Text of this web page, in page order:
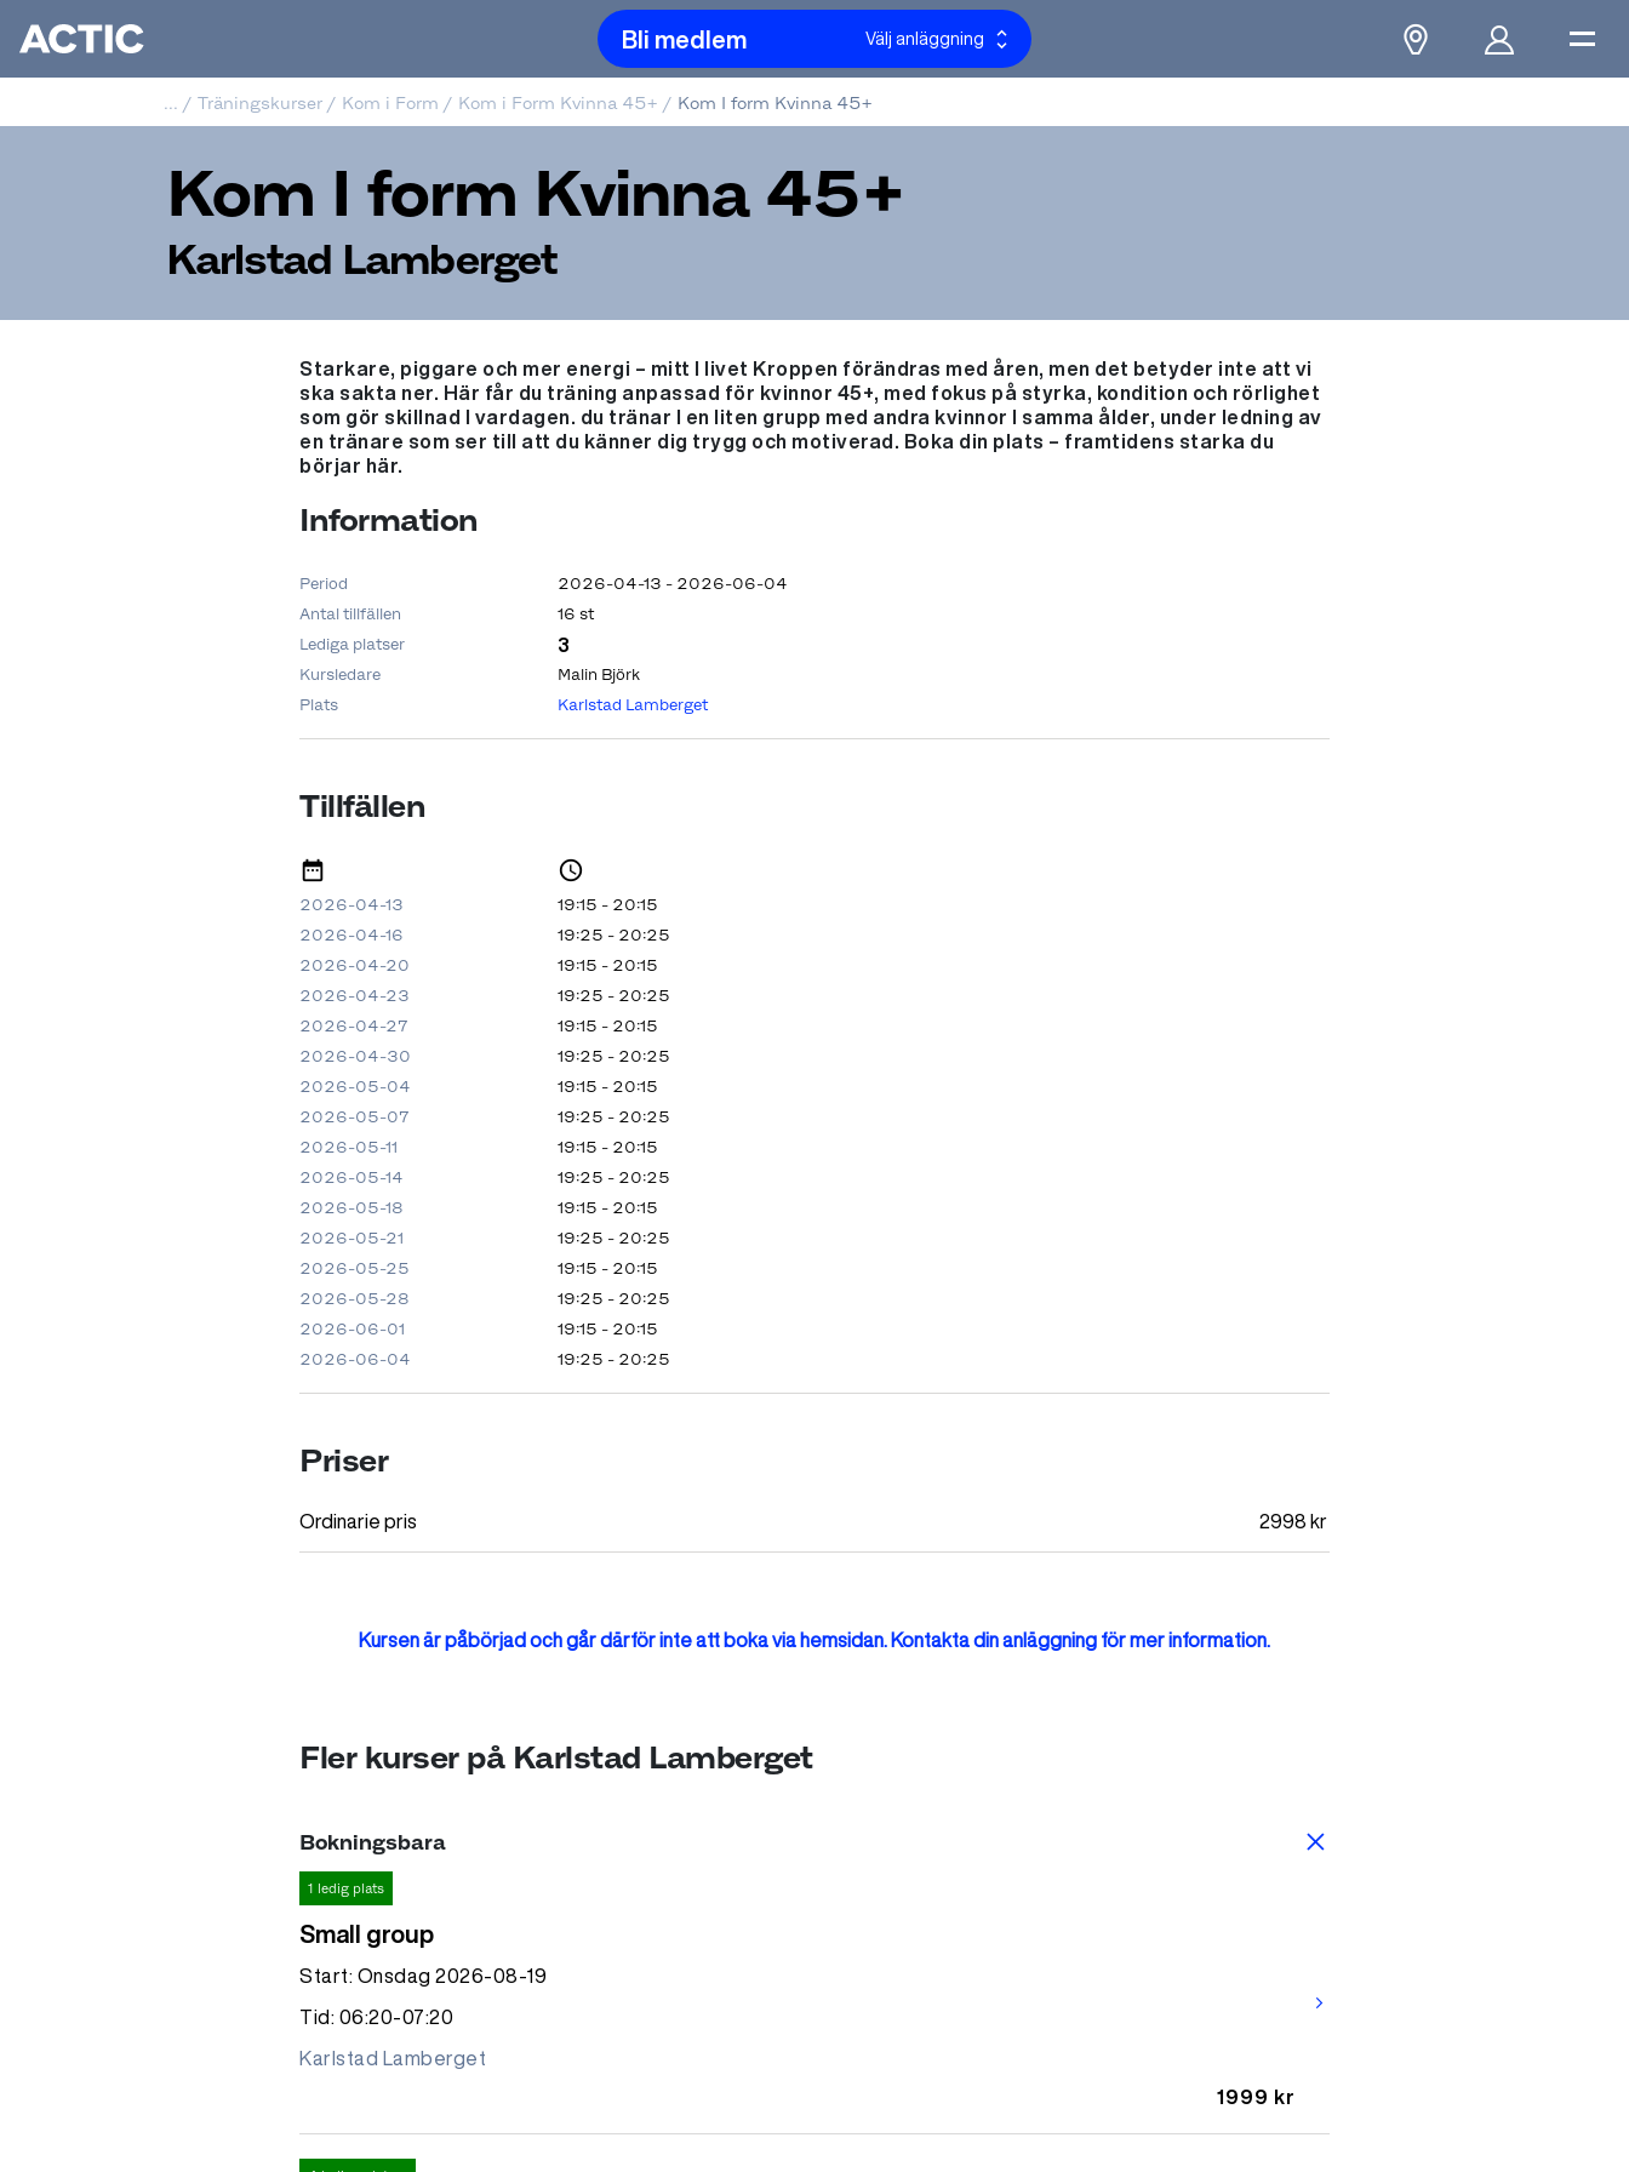
Bli medlem Välj anläggning
... / Träningskurser/ Kom i Form / Kom i Form Kvinna 45+ / Kom I form Kvinna 45+
Kom I form Kvinna 45+
Karlstad Lamberget
Starkare, piggare och mer energi – mitt I livet Kroppen förändras med åren, men det betyder inte att vi
ska sakta ner. Här får du träning anpassad för kvinnor 45+, med fokus på styrka, kondition och rörlighet
som gör skillnad I vardagen. du tränar I en liten grupp med andra kvinnor I samma ålder, under ledning av
en tränare som ser till att du känner dig trygg och motiverad. Boka din plats – framtidens starka du
börjar här.
Information
Period
2026-04-13 - 2026-06-04
Antal tillfällen
16 st
Lediga platser
3
Kursledare
Malin Björk
Plats
Karlstad Lamberget
Tillfällen
2026-04-13
19:15 - 20:15
2026-04-16
19:25 - 20:25
2026-04-20
19:15 - 20:15
2026-04-23
19:25 - 20:25
2026-04-27
19:15 - 20:15
2026-04-30
19:25 - 20:25
2026-05-04
19:15 - 20:15
2026-05-07
19:25 - 20:25
2026-05-11
19:15 - 20:15
2026-05-14
19:25 - 20:25
2026-05-18
19:15 - 20:15
2026-05-21
19:25 - 20:25
2026-05-25
19:15 - 20:15
2026-05-28
19:25 - 20:25
2026-06-01
19:15 - 20:15
2026-06-04
19:25 - 20:25
Priser
Ordinarie pris 2998 kr
Kursen är påbörjad och går därför inte att boka via hemsidan. Kontakta din anläggning för mer information.
Fler kurser på Karlstad Lamberget
Bokningsbara
1 ledig plats
Small group
Start: Onsdag 2026-08-19
Tid: 06:20-07:20
Karlstad Lamberget
1999 kr
arrow_forward_ios